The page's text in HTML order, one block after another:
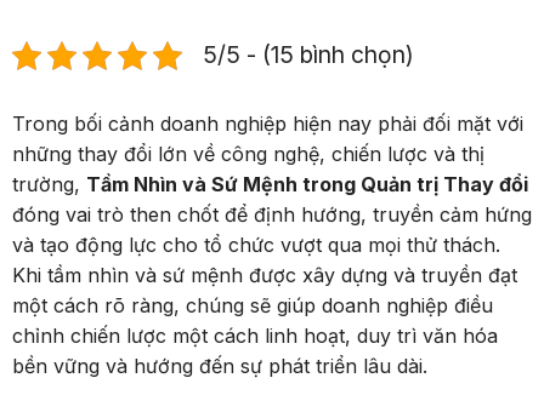
5/5 - (15 bình chọn)
Trong bối cảnh doanh nghiệp hiện nay phải đối mặt với
những thay đổi lớn về công nghệ, chiến lược và thị
trường, Tầm Nhìn và Sứ Mệnh trong Quản trị Thay đổi
đóng vai trò then chốt để định hướng, truyền cảm hứng
và tạo động lực cho tổ chức vượt qua mọi thử thách.
Khi tầm nhìn và sứ mệnh được xây dựng và truyền đạt
một cách rõ ràng, chúng sẽ giúp doanh nghiệp điều
chỉnh chiến lược một cách linh hoạt, duy trì văn hóa
bền vững và hướng đến sự phát triển lâu dài.